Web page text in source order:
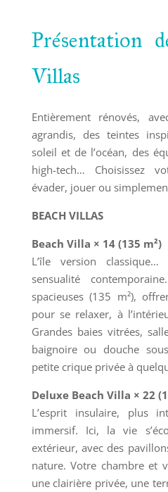
Présentation
Villas
Entièrement rénovés,
agrandis, des teintes
soleil et de l’océan, des
high-tech… Choisissez
évader, jouer ou
BEACH VILLAS
Beach Villa × 14 (135 m²)
L’île version
sensualité
spacieuses (135 m²),
pour se relaxer, à
Grandes baies vitrées,
baignoire ou douche
petite crique privée à
Deluxe Beach Villa × 22
L’esprit insulaire, plus
immersif. Ici, la vie
extérieur, avec des
nature. Votre chambre et
une clairière privée, une